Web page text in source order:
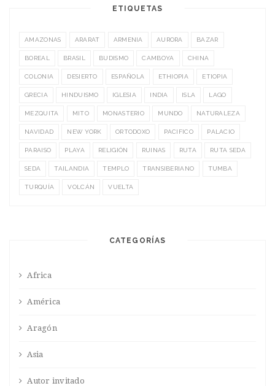
ETIQUETAS
AMAZONAS ARARAT ARMENIA AURORA BAZAR
BOREAL BRASIL BUDISMO CAMBOYA CHINA
COLONIA DESIERTO ESPAÑOLA ETHIOPIA ETIOPIA
GRECIA HINDUISMO IGLESIA INDIA ISLA LAGO
MEZQUITA MITO MONASTERIO MUNDO NATURALEZA
NAVIDAD NEW YORK ORTODOXO PACIFICO PALACIO
PARAISO PLAYA RELIGIÓN RUINAS RUTA RUTA SEDA
SEDA TAILANDIA TEMPLO TRANSIBERIANO TUMBA
TURQUÍA VOLCÁN VUELTA
CATEGORÍAS
Africa
América
Aragón
Asia
Autor invitado